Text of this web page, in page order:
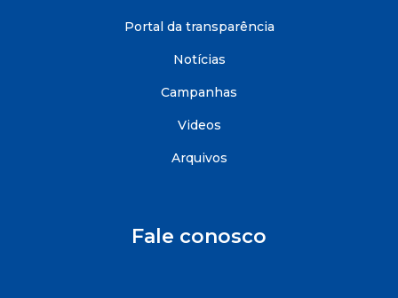
Portal da transparência
Notícias
Campanhas
Videos
Arquivos
Fale conosco